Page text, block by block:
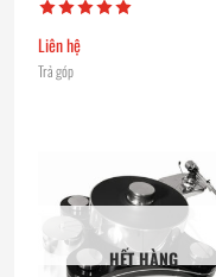
Liên hệ
Trả góp
HẾT HÀNG